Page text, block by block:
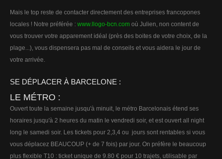
Mais le top reste de contacter directement des entreprises francopones
locales ! Notre préférée : www.llogo-bcn.com où Julien, non content de
vous trouver votre apparement idéal (près des boites de votre choix, de la
plage...), vous dispensera pas mal de conseils et vous aidera le jour de
votre arrivée.
SE DÉPLACER À BARCELONE :
LE MÉTRO :
Ouvert toute la semaine jusqu'à minuit, le métro Barcelonais étend ses
horaires jusqu'à 2 heures du matin le vendredi soir, et est ouvert all night
long le samedi soir. Les tickets pour 2,3,4 ou jours sont rentables si vous
vous déplacez BEAUCOUP (+ de 7 fois) par jour. On préfère le beaucoup
plus flexible T10 : ticket unique de 9.80 € pour 10 trajets, utilisable par